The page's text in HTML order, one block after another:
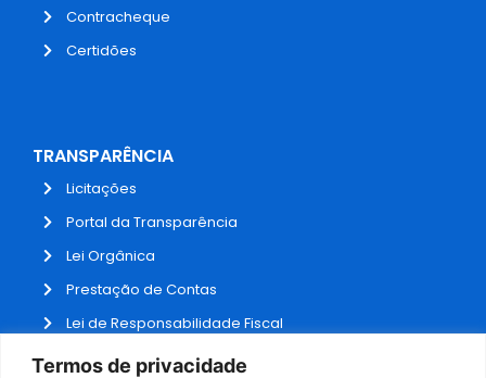
Termos de privacidade
Contracheque
Certidões
TRANSPARÊNCIA
Licitações
Portal da Transparência
Lei Orgânica
Prestação de Contas
Lei de Responsabilidade Fiscal
Receitas e Despesas